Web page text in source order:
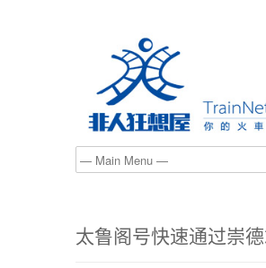
太鲁阁号快速通过崇